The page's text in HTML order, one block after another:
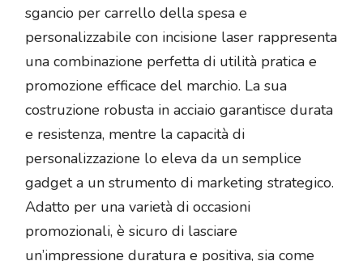
sgancio per carrello della spesa e
personalizzabile con incisione laser rappresenta
una combinazione perfetta di utilità pratica e
promozione efficace del marchio. La sua
costruzione robusta in acciaio garantisce durata
e resistenza, mentre la capacità di
personalizzazione lo eleva da un semplice
gadget a un strumento di marketing strategico.
Adatto per una varietà di occasioni
promozionali, è sicuro di lasciare
un’impressione duratura e positiva, sia come